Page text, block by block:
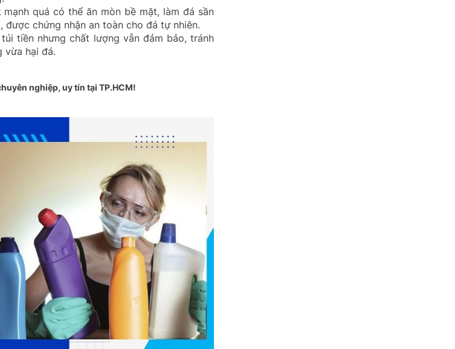
quá có thể ăn mòn bề mặt, làm đá sần
được chứng nhận an toàn cho đá tự nhiên.
tiền nhưng chất lượng vẫn đảm bảo, tránh
vừa hại đá.
nghiệp, uy tín tại TP.HCM!